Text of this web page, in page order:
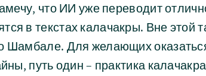
что ИИ уже переводит
в текстах калачакры. Вне этой
Шамбале. Для желающих
путь один – практика